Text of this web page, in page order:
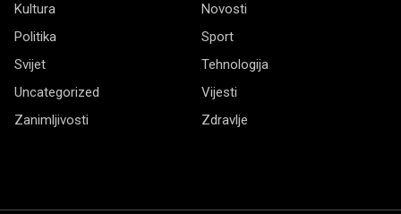
Kultura
Novosti
Politika
Sport
Svijet
Tehnologija
Uncategorized
Vijesti
Zanimljivosti
Zdravlje